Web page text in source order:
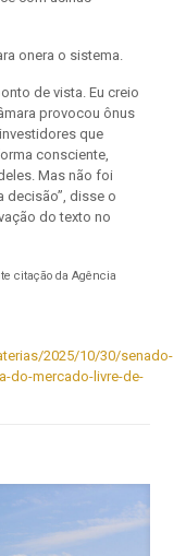
onera o sistema.
de vista. Eu creio
provocou ônus
que
consciente,
Mas não foi
decisão”, disse o
do texto no
citação da Agência
2025/10/30/senado-
do-mercado-livre-de-